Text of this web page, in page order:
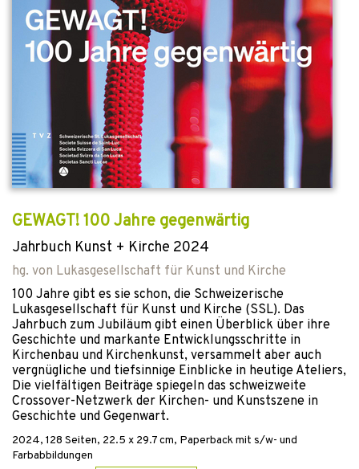
GEWAGT! 100 Jahre gegenwärtig
Jahrbuch Kunst + Kirche 2024
hg. von Lukasgesellschaft für Kunst und Kirche
100 Jahre gibt es sie schon, die Schweizerische
Lukasgesellschaft für Kunst und Kirche (SSL). Das
Jahrbuch zum Jubiläum gibt einen Überblick über ihre
Geschichte und markante Entwicklungsschritte in
Kirchenbau und Kirchenkunst, versammelt aber auch
vergnügliche und tiefsinnige Einblicke in heutige Ateliers,
Die vielfältigen Beiträge spiegeln das schweizweite
Crossover-Netzwerk der Kirchen- und Kunstszene in
Geschichte und Gegenwart.
2024, 128 Seiten, 22.5 x 29.7 cm, Paperback mit s/w- und
Farbabbildungen